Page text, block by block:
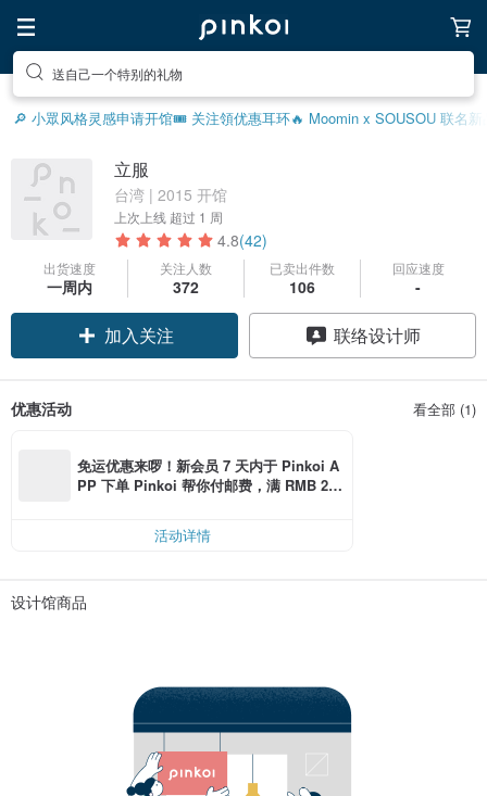
送自己一个特别的礼物
🔎 小眾风格灵感申请开馆🎟️ 关注領优惠耳环🔥 Moomin x SOUSOU 联名新
立服
台湾 | 2015 开馆
上次上线 超过 1 周
4.8(42)
出货速度
一周内
关注人数
372
已卖出件数
106
回应速度
-
领优惠券
加入关注
联络设计师
优惠活动 看全部 (1)
免运优惠来啰！新会员 7 天内于 Pinkoi A
PP 下单 Pinkoi 帮你付邮费，满 RMB 25
活动详情
设计馆商品